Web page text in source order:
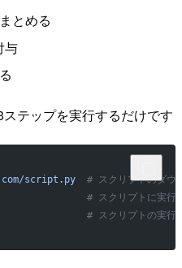
とめる
与
テップを実行するだけです
script.py
# スクリプトのダウ
# スクリプトに実行
# スクリプトの実行